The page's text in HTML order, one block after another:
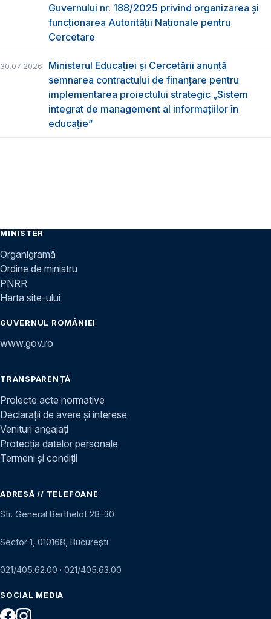
Guvernului nr. 188/2025 privind organizarea şi
funcţionarea Autorităţii Naţionale pentru
Cercetare
30.07.2026
Ministerul Educației și Cercetării anunță
semnarea contractului de finanțare pentru
implementarea proiectului strategic „Sistem
integrat de management al informațiilor în
educație”
MINISTER
Organigramă
Ordine de ministru
PNRR
Harta site-ului
GUVERNUL ROMÂNIEI
www.gov.ro
TRANSPARENȚĂ
Proiecte acte normative
Declarații de avere și interese
Venituri angajați
Protecția datelor personale
Termeni și condiții
ADRESĂ // TELEFOANE
Str. General Berthelot 28–30
Sector 1, 010168, București
021/405.62.00 · 021/405.63.00
SOCIAL MEDIA